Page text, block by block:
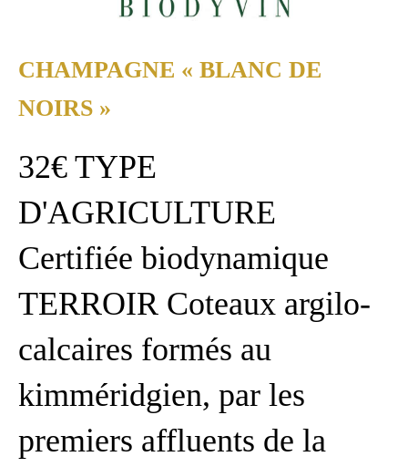
CHAMPAGNE « BLANC DE
NOIRS »
32€ TYPE
D'AGRICULTURE
Certifiée biodynamique
TERROIR Coteaux argilo-
calcaires formés au
kimméridgien, par les
premiers affluents de la